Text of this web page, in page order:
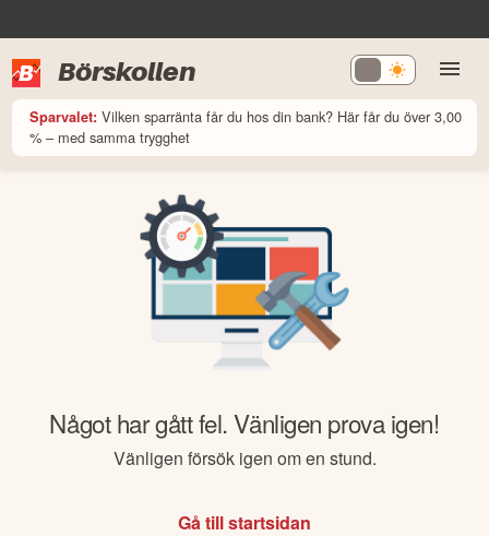
Börskollen
Sparvalet: Vilken sparränta får du hos din bank? Här får du över 3,00
% – med samma trygghet
Något har gått fel. Vänligen prova igen!
Vänligen försök igen om en stund.
Gå till startsidan